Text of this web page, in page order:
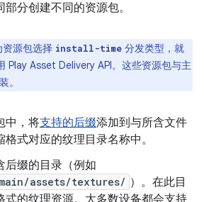
分创建不同的资源包。
资源包选择 install-time 分发类型，就
Play Asset Delivery API。这些资源包与主
。
中，将支持的后缀添加到与所含文件
式对应的纹理目录名称中。
后缀的目录（例如
assets/textures/ ）。在此目
式的纹理资源。大多数设备都会支持